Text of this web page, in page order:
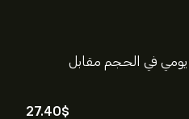
يومي في الحجم مقابل
27.40‎$‎